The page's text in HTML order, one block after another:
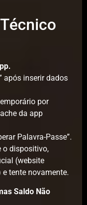
após inserir dados
por
da app
Palavra-Passe”.
o dispositivo,
(website
tente novamente.
Saldo Não